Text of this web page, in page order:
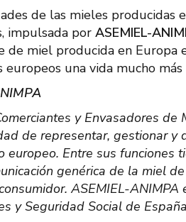
de las mieles producidas
impulsada por ASEMIEL-
de miel producida en
una vida mucho
y Envasadores
de representar, gestionar
europeo. Entre sus funciones
genérica de la miel
ASEMIEL-
y Seguridad Social de